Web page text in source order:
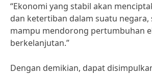
“Ekonomi yang stabil akan
dan ketertiban dalam suatu negara,
mampu mendorong pertumbuhan
berkelanjutan.”
Dengan demikian, dapat